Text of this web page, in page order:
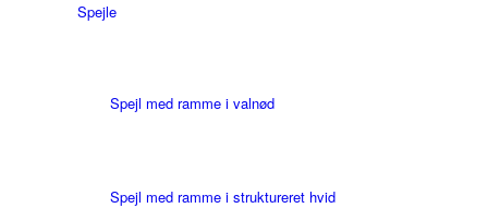
Spejle
Spejl med ramme i valnød
Spejl med ramme i struktureret hvid